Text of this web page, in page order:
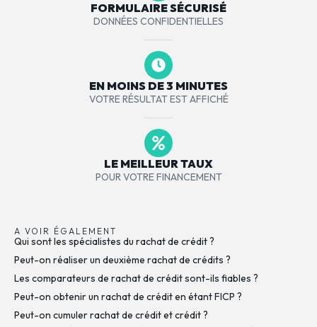
FORMULAIRE SÉCURISÉ
DONNÉES CONFIDENTIELLES
EN MOINS DE 3 MINUTES
VOTRE RÉSULTAT EST AFFICHÉ
LE MEILLEUR TAUX
POUR VOTRE FINANCEMENT
A VOIR ÉGALEMENT
Qui sont les spécialistes du rachat de crédit ?
Peut-on réaliser un deuxième rachat de crédits ?
Les comparateurs de rachat de crédit sont-ils fiables ?
Peut-on obtenir un rachat de crédit en étant FICP ?
Peut-on cumuler rachat de crédit et crédit ?